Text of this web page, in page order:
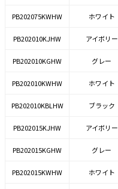
PB202075KWHW ホワイト
PB202010KJHW アイボリー
PB202010KGHW グレー
PB202010KWHW ホワイト
PB202010KBLHW ブラック
PB202015KJHW アイボリー
PB202015KGHW グレー
PB202015KWHW ホワイト